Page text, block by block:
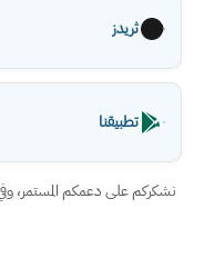
ثريدز
تطبيقنا
نشكركم على دعمكم المستمر،